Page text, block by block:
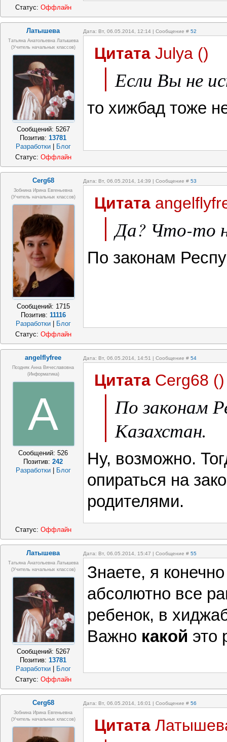
Статус: Оффлайн
Латышева Дата: Вт, 06.05.2014, 12:14 | Сообщение # 52
Татьяна Анатольевна Латышева
(учитель начальных классов)
Сообщений: 5267
Позитив:13781
Разработки
Блог
Цитата Julya ()
Если Вы не
то хижбад тоже
Статус: Оффлайн
Cerg68 Дата: Вт, 06.05.2014, 14:39 | Сообщение # 53
Зобнина Ирина Евгеньевна
(учитель начальных классов)
Сообщений: 1715
Позитив: 11116
Разработки
Блог
Цитата
Да? Что-то
По законам
Статус: Оффлайн
angelflyfree Дата: Вт, 06.05.2014, 14:51 | Сообщение # 54
Поздняк Анна Вячеславовна
(информатика)
A
Сообщений:526
Позитив:242
Разработки
Блог
Цитата Cerg68 ()
По законам
Казахстан.
Ну, возможно.
опираться на
родителями.
Статус: Оффлайн
Латышева Дата: Вт, 06.05.2014, 15:47 | Сообщение # 55
Татьяна Анатольевна Латышева
(учитель начальных классов)
Сообщений: 5267
Позитив:13781
Разработки
Блог
Знаете, я
абсолютно все
ребенок, в
Важно какой это
Статус: Оффлайн
Cerg68 Дата: Вт, 06.05.2014, 16:01 | Сообщение # 56
Зобнина Ирина Евгеньевна
(учитель начальных классов)
Цитата